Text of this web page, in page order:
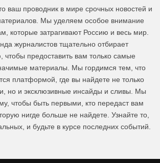
ваш проводник в мире срочных новостей и
Мы уделяем особое внимание
которые затрагивают Россию и весь мир.
журналистов тщательно отбирает
предоставить вам только самые
материалы. Мы гордимся тем, что
платформой, где вы найдете не только
но и эксклюзивные инсайды и сливы. Мы
чтобы быть первыми, кто передаст вам
нигде больше не найдете. Узнайте то,
и будьте в курсе последних событий.